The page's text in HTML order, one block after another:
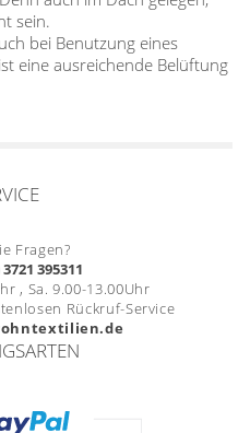
sein.
bei Benutzung eines
eine ausreichende Belüftung
Fragen?
395311
, Sa. 9.00-13.00Uhr
Rückruf-Service